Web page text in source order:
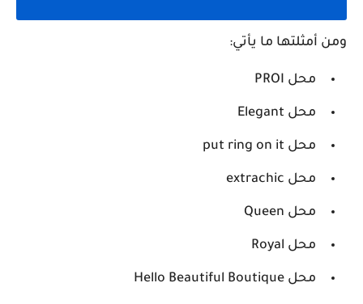
ومن أمثلتها ما يأتي:
محل PROI
محل Elegant
محل put ring on it
محل extrachic
محل Queen
محل Royal
محل Hello Beautiful Boutique